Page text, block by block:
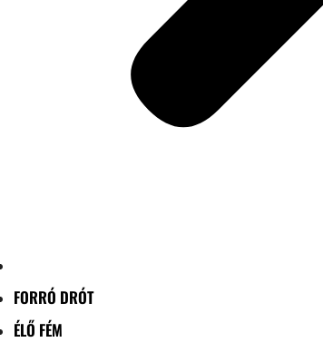
FORRÓ DRÓT
ÉLŐ FÉM